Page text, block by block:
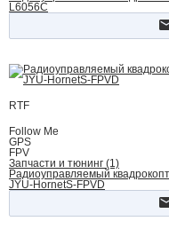
L6056C
RTF
Follow Me
GPS
FPV
Запчасти и тюнинг (1)
Радиоуправляемый
JYU-HornetS-FPVD